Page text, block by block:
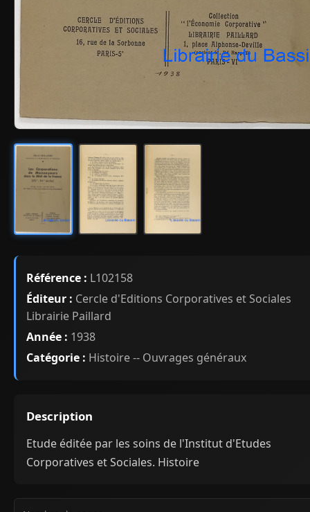
Référence : L102158
Éditeur : Cercle d'Editions Corporatives et Sociales
Librairie Paillard
Année : 1938
Catégorie : Histoire -- Ouvrages généraux
Description
Etude éditée par les soins de l'Institut d'Etudes
Corporatives et Sociales. Histoire